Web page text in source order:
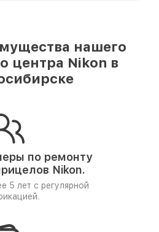
нашего
центра Nikon в
по ремонту
Nikon.
5 лет с регулярной